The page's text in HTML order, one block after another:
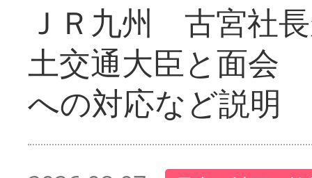
ＪＲ九州 古宮社
土交通大臣と面会
への対応など説明